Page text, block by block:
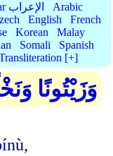
Grammar الإعراب
Arabic
English
French
Korean
Malay
Somali
Spanish
[+]
وَزَيْتُونًا